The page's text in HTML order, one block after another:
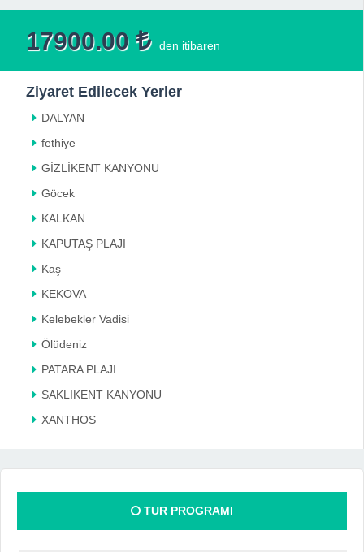
17900.00 den itibaren
Ziyaret Edilecek Yerler
DALYAN
fethiye
GİZLİKENT KANYONU
Göcek
KALKAN
KAPUTAŞ PLAJI
Kaş
KEKOVA
Kelebekler Vadisi
Ölüdeniz
PATARA PLAJI
SAKLIKENT KANYONU
XANTHOS
TUR PROGRAMI